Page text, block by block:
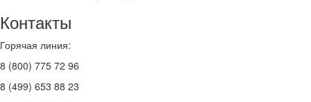
Контакты
Горячая линия:
8 (800) 775 72 96
8 (499) 653 88 23